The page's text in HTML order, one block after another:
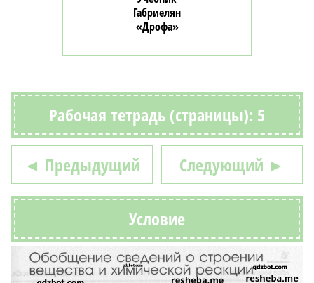
Габриелян
«Дрофа»
Рабочая тетрадь (страницы): 5
◄ Предыдущий Следующий ►
Условие